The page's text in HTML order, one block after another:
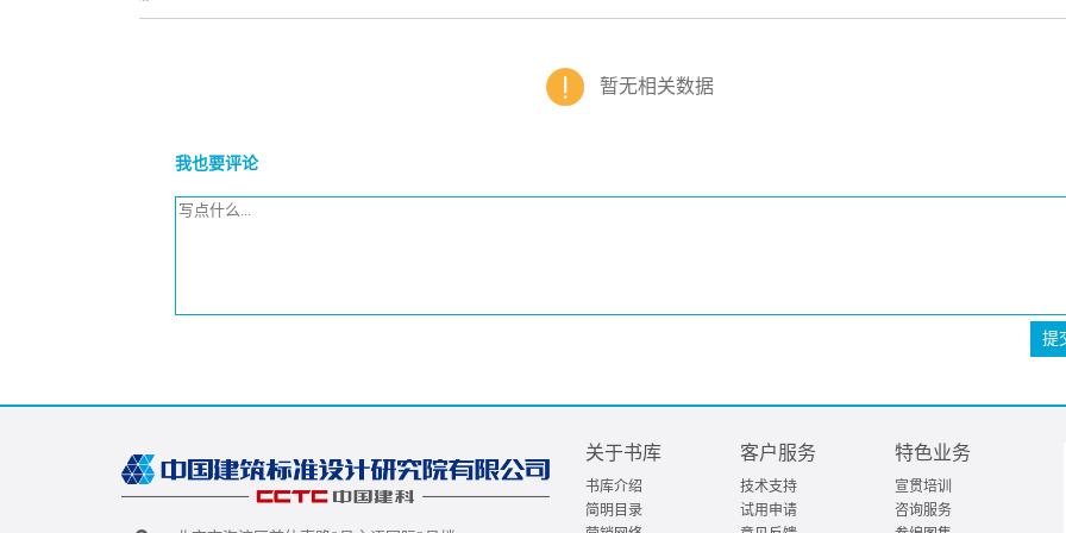
暂无相关数据
我也要评论
提
关于书库
书库介绍
简明目录
客户服务
技术支持
试用申请
特色业务
宣贯培训
咨询服务